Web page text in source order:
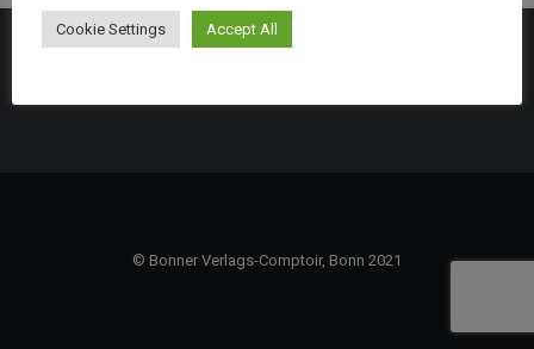
© Bonner Verlags-Comptoir, Bonn 2021
Cookie Settings Accept All